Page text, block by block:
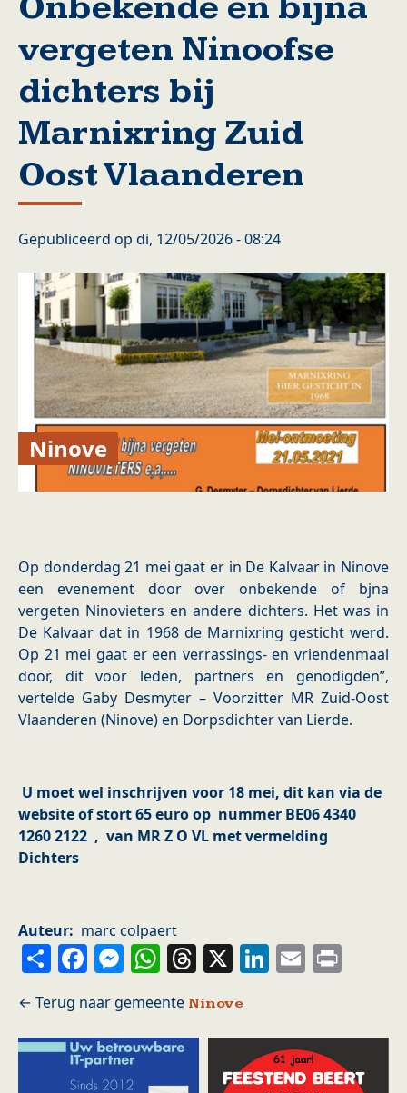
vergeten Ninoofse
dichters bij
Marnixring Zuid
Oost Vlaanderen
Gepubliceerd op di, 12/05/2026 - 08:24
Ninove
Op donderdag 21 mei gaat er in De Kalvaar in Ninove
een evenement door over onbekende of bjna
vergeten Ninovieters en andere dichters. Het was in
De Kalvaar dat in 1968 de Marnixring gesticht werd.
Op 21 mei gaat er een verrassings- en vriendenmaal
door, dit voor leden, partners en genodigden”,
vertelde Gaby Desmyter – Voorzitter MR Zuid-Oost
Vlaanderen (Ninove) en Dorpsdichter van Lierde.
U moet wel inschrijven voor 18 mei, dit kan via de
website of stort 65 euro op nummer BE06 4340
1260 2122 , van MR Z O VL met vermelding
Dichters
Auteur marc colpaert
ShareFacebook
Messenger
WhatsApp
Threads
X LinkedIn
Email
Ninove